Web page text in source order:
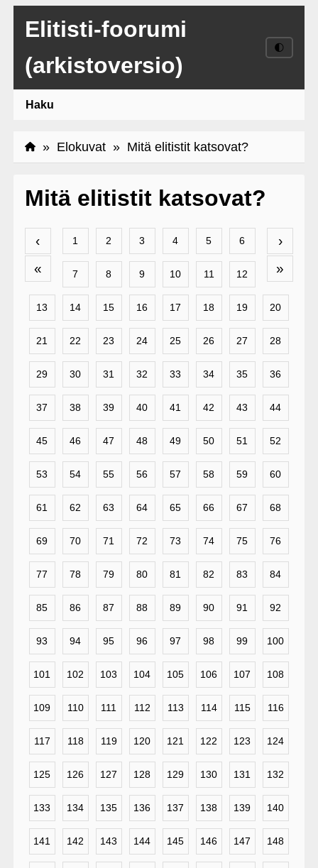
Elitisti-foorumi
(arkistoversio)
🌓
Haku
» Elokuvat» Mitä elitistit katsovat?
Mitä elitistit katsovat?
‹
«
›
»
1 2 3 4 5 6
7 8 9 10 11 12
13 14 15 16 17 18 19 20
21 22 23 24 25 26 27 28
29 30 31 32 33 34 35 36
37 38 39 40 41 42 43 44
45 46 47 48 49 50 51 52
53 54 55 56 57 58 59 60
61 62 63 64 65 66 67 68
69 70 71 72 73 74 75 76
77 78 79 80 81 82 83 84
85 86 87 88 89 90 91 92
93 94 95 96 97 98 99 100
101 102 103 104 105 106 107 108
109 110 111 112 113 114 115 116
117 118 119 120 121 122 123 124
125 126 127 128 129 130 131 132
133 134 135 136 137 138 139 140
141 142 143 144 145 146 147 148